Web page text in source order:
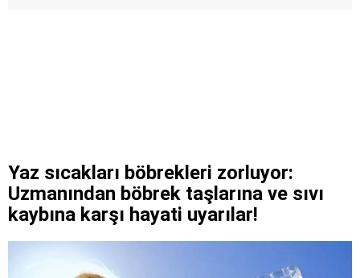
Yaz sıcakları böbrekleri zorluyor:
Uzmanından böbrek taşlarına ve sıvı
kaybına karşı hayati uyarılar!